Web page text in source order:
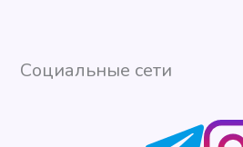
Социальные сети